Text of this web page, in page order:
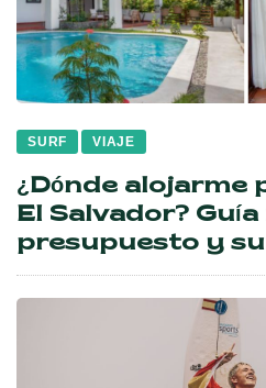
SURF VIAJE
¿Dónde alojarme
El Salvador?
presupuesto y